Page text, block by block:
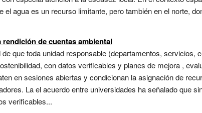
el agua es un recurso limitante, pero también en el norte,
rendición de cuentas ambiental
de que toda unidad responsable (departamentos,
con datos verificables y planes de mejora ,
en sesiones abiertas y condicionan la asignación de
La el acuerdo entre universidades ha señalado que
verificables...